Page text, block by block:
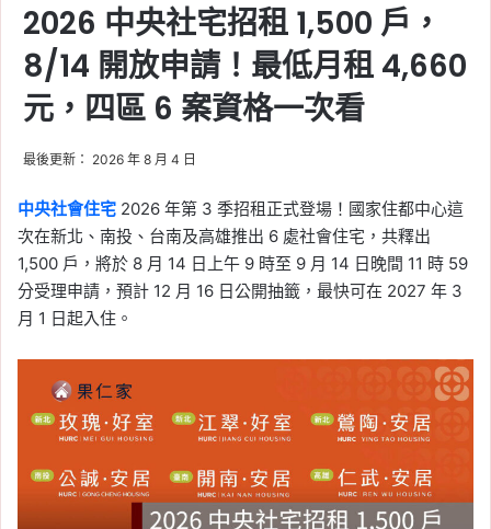
台灣時間、FOMC 會議日期一次看
2026 年 7 月 25 日
Fed, 升息, 央行, 央行利率, 央行升息, 央行降息, 將息, 美國,
聯準會
2026 中央社宅招租 1,500 戶，
8/14 開放申請！最低月租 4,660
元，四區 6 案資格一次看
最後更新： 2026 年 8 月 4 日
中央社會住宅 2026 年第 3 季招租正式登場！國家住都中心這
次在新北、南投、台南及高雄推出 6 處社會住宅，共釋出
1,500 戶，將於 8 月 14 日上午 9 時至 9 月 14 日晚間 11 時 59
分受理申請，預計 12 月 16 日公開抽籤，最快可在 2027 年 3
月 1 日起入住。